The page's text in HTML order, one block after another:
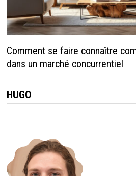
Comment se faire connaître
dans un marché concurrentiel
HUGO